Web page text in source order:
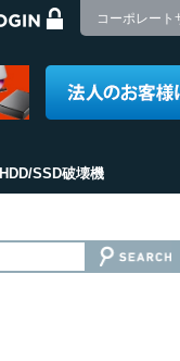
コーポレート
HDD/SSD破壊機